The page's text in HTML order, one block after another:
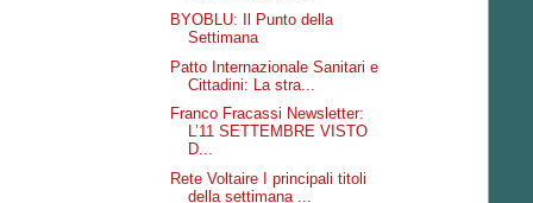
BYOBLU: Il Punto della
Settimana
Patto Internazionale Sanitari e
Cittadini: La stra...
Franco Fracassi Newsletter:
L’11 SETTEMBRE VISTO
D...
Rete Voltaire I principali titoli
della settimana ...